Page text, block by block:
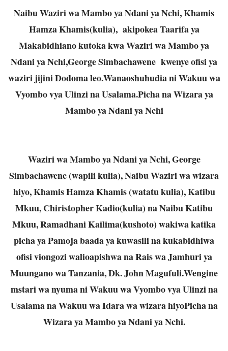
Naibu Waziri wa Mambo ya Ndani ya Nchi, Khamis
Hamza Khamis(kulia), akipokea Taarifa ya
Makabidhiano kutoka kwa Waziri wa Mambo ya
Ndani ya Nchi,George Simbachawene kwenye ofisi ya
waziri jijini Dodoma leo.Wanaoshuhudia ni Wakuu wa
Vyombo vya Ulinzi na Usalama.Picha na Wizara ya
Mambo ya Ndani ya Nchi
Waziri wa Mambo ya Ndani ya Nchi, George
Simbachawene (wapili kulia), Naibu Waziri wa wizara
hiyo, Khamis Hamza Khamis (watatu kulia), Katibu
Mkuu, Chiristopher Kadio(kulia) na Naibu Katibu
Mkuu, Ramadhani Kailima(kushoto) wakiwa katika
picha ya Pamoja baada ya kuwasili na kukabidhiwa
ofisi viongozi walioapishwa na Rais wa Jamhuri ya
Muungano wa Tanzania, Dk. John Magufuli.Wengine
mstari wa nyuma ni Wakuu wa Vyombo vya Ulinzi na
Usalama na Wakuu wa Idara wa wizara hiyoPicha na
Wizara ya Mambo ya Ndani ya Nchi.